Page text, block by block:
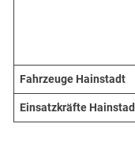
Fahrzeuge Hainstadt
Einsatzkräfte